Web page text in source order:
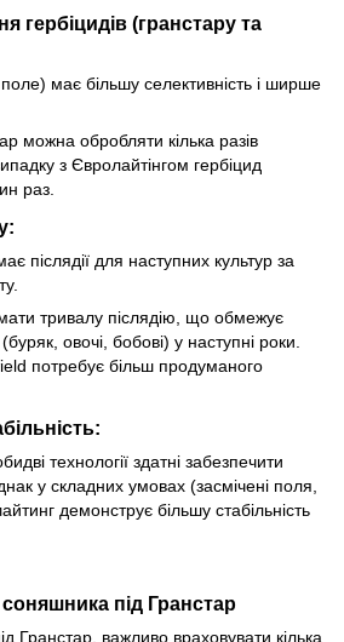
гербіцидів (гранстару та
має більшу селективність і ширше
можна обробляти кілька разів
з Євролайтінгом гербіцид
раз.
післядії для наступних культур за
тривалу післядію, що обмежує
овочі, бобові) у наступні роки.
потребує більш продуманого
технології здатні забезпечити
у складних умовах (засмічені поля,
демонструє більшу стабільність
під Гранстар
Гранстар, важливо враховувати кілька